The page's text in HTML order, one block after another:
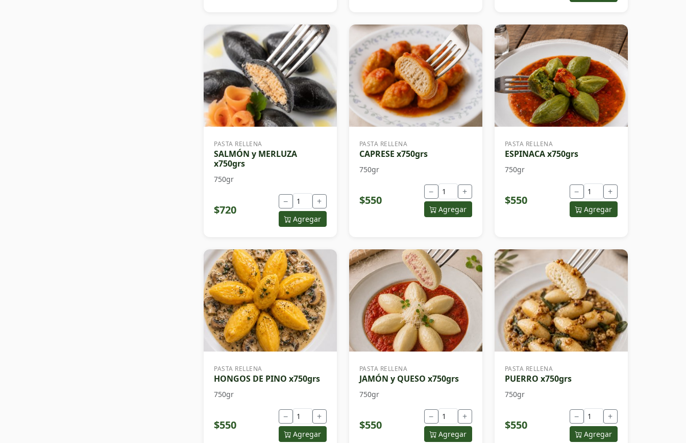
PASTA RELLENA
SALMÓN y MERLUZA
x750grs
750gr
$720
− +
Agregar
PASTA RELLENA
CAPRESE x750grs
750gr
$550
− +
Agregar
PASTA RELLENA
ESPINACA x750grs
750gr
$550
− +
Agregar
PASTA RELLENA
HONGOS DE PINO x750grs
750gr
$550
− +
Agregar
PASTA RELLENA
JAMÓN y QUESO x750grs
750gr
$550
− +
Agregar
PASTA RELLENA
PUERRO x750grs
750gr
$550
− +
Agregar